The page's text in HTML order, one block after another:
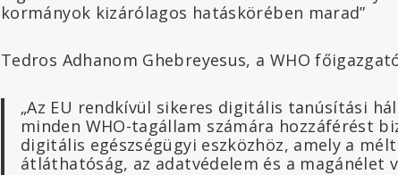
kormányok kizárólagos hatáskörében marad”
Tedros Adhanom Ghebreyesus, a WHO
„Az EU rendkívül sikeres digitális tanúsítási
minden WHO-tagállam számára hozzáférést
digitális egészségügyi eszközhöz, amely a
átláthatóság, az adatvédelem és a magánélet